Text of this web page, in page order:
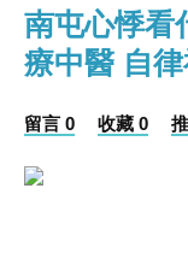
南屯心悸看
療中醫 自
留言 0 收藏 0